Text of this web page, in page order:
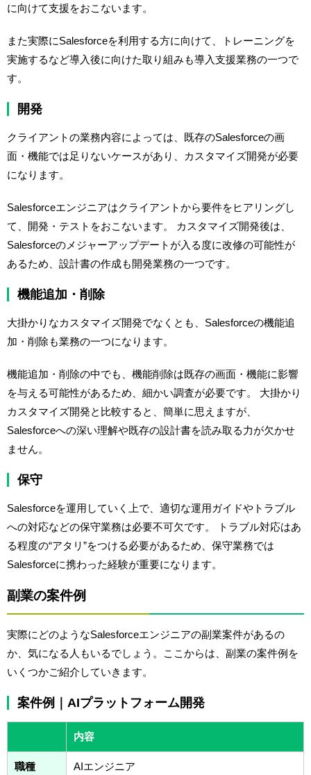
に向けて支援をおこないます。
また実際にSalesforceを利用する方に向けて、トレーニングを
実施するなど導入後に向けた取り組みも導入支援業務の一つで
す。
開発
クライアントの業務内容によっては、既存のSalesforceの画
面・機能では足りないケースがあり、カスタマイズ開発が必要
になります。
Salesforceエンジニアはクライアントから要件をヒアリングし
て、開発・テストをおこないます。 カスタマイズ開発後は、
Salesforceのメジャーアップデートが入る度に改修の可能性が
あるため、設計書の作成も開発業務の一つです。
機能追加・削除
大掛かりなカスタマイズ開発でなくとも、Salesforceの機能追
加・削除も業務の一つになります。
機能追加・削除の中でも、機能削除は既存の画面・機能に影響
を与える可能性があるため、細かい調査が必要です。 大掛かり
カスタマイズ開発と比較すると、簡単に思えますが、
Salesforceへの深い理解や既存の設計書を読み取る力が欠かせ
ません。
保守
Salesforceを運用していく上で、適切な運用ガイドやトラブル
への対応などの保守業務は必要不可欠です。 トラブル対応はあ
る程度の“アタリ”をつける必要があるため、保守業務では
Salesforceに携わった経験が重要になります。
副業の案件例
実際にどのようなSalesforceエンジニアの副業案件があるの
か、気になる人もいるでしょう。ここからは、副業の案件例を
いくつかご紹介していきます。
案件例｜AIプラットフォーム開発
内容
職種 AIエンジニア